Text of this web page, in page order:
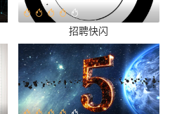
招聘快闪